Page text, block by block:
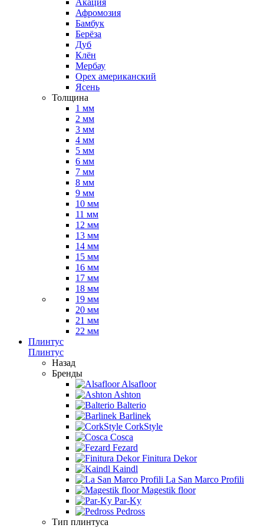
Акация
Афромозия
Бамбук
Берёза
Дуб
Клён
Мербау
Орех американский
Ясень
Толщина
1 мм
2 мм
3 мм
4 мм
5 мм
6 мм
7 мм
8 мм
9 мм
10 мм
11 мм
12 мм
13 мм
14 мм
15 мм
16 мм
17 мм
18 мм
19 мм
20 мм
21 мм
22 мм
Плинтус
Плинтус
Назад
Бренды
Alsafloor
Ashton
Balterio
Barlinek
CorkStyle
Cosca
Fezard
Finitura Dekor
Kaindl
La San Marco Profili
Magestik floor
Par-Ky
Pedross
Тип плинтуса